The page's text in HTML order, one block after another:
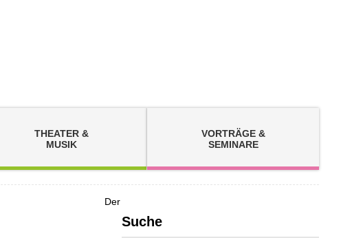
THEATER &
MUSIK
VORTRÄGE &
SEMINARE
Suche
Der